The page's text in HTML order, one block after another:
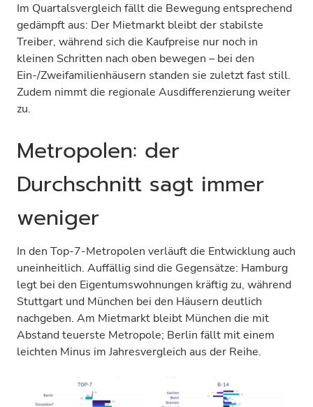
Im Quartalsvergleich fällt die Bewegung entsprechend
gedämpft aus: Der Mietmarkt bleibt der stabilste
Treiber, während sich die Kaufpreise nur noch in
kleinen Schritten nach oben bewegen – bei den
Ein-/Zweifamilienhäusern standen sie zuletzt fast still.
Zudem nimmt die regionale Ausdifferenzierung weiter
zu.
Metropolen: der
Durchschnitt sagt immer
weniger
In den Top-7-Metropolen verläuft die Entwicklung auch
uneinheitlich. Auffällig sind die Gegensätze: Hamburg
legt bei den Eigentumswohnungen kräftig zu, während
Stuttgart und München bei den Häusern deutlich
nachgeben. Am Mietmarkt bleibt München die mit
Abstand teuerste Metropole; Berlin fällt mit einem
leichten Minus im Jahresvergleich aus der Reihe.